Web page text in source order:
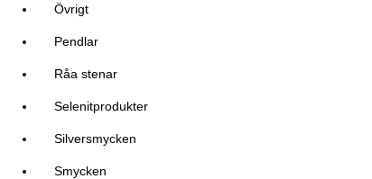
Övrigt
Pendlar
Råa stenar
Selenitprodukter
Silversmycken
Smycken